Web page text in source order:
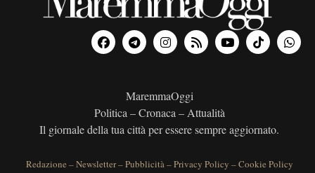
MaremmaOggi
Politica – Cronaca – Attualità
Il giornale della tua città per essere sempre aggiornato.
Redazione –Newsletter–Pubblicità–Privacy Policy –Cookie Policy